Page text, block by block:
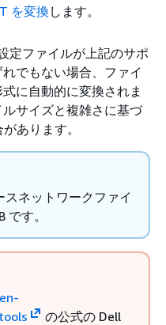
を変換 します。
定ファイルが上記のサポ
でもない場合、ファイ
に自動的に変換されま
サイズと複雑さに基づ
あります。
ネットワークファイ
です。
の公式の Dell